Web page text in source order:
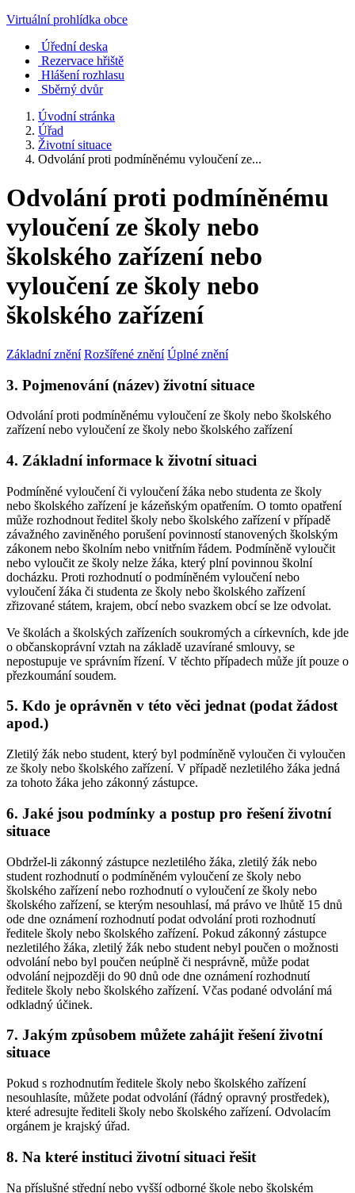
Virtuální prohlídka obce
Úřední deska
Rezervace hřiště
Hlášení rozhlasu
Sběrný dvůr
Úvodní stránka
Úřad
Životní situace
Odvolání proti podmíněnému vyloučení ze...
Odvolání proti podmíněnému
vyloučení ze školy nebo
školského zařízení nebo
vyloučení ze školy nebo
školského zařízení
Základní znění Rozšířené znění Úplné znění
3. Pojmenování (název) životní situace
Odvolání proti podmíněnému vyloučení ze školy nebo školského
zařízení nebo vyloučení ze školy nebo školského zařízení
4. Základní informace k životní situaci
Podmíněné vyloučení či vyloučení žáka nebo studenta ze školy
nebo školského zařízení je kázeňským opatřením. O tomto opatření
může rozhodnout ředitel školy nebo školského zařízení v případě
závažného zaviněného porušení povinností stanovených školským
zákonem nebo školním nebo vnitřním řádem. Podmíněně vyloučit
nebo vyloučit ze školy nelze žáka, který plní povinnou školní
docházku. Proti rozhodnutí o podmíněném vyloučení nebo
vyloučení žáka či studenta ze školy nebo školského zařízení
zřizované státem, krajem, obcí nebo svazkem obcí se lze odvolat.
Ve školách a školských zařízeních soukromých a církevních, kde jde
o občanskoprávní vztah na základě uzavírané smlouvy, se
nepostupuje ve správním řízení. V těchto případech může jít pouze o
přezkoumání soudem.
5. Kdo je oprávněn v této věci jednat (podat žádost
apod.)
Zletilý žák nebo student, který byl podmíněně vyloučen či vyloučen
ze školy nebo školského zařízení. V případě nezletilého žáka jedná
za tohoto žáka jeho zákonný zástupce.
6. Jaké jsou podmínky a postup pro řešení životní
situace
Obdržel-li zákonný zástupce nezletilého žáka, zletilý žák nebo
student rozhodnutí o podmíněném vyloučení ze školy nebo
školského zařízení nebo rozhodnutí o vyloučení ze školy nebo
školského zařízení, se kterým nesouhlasí, má právo ve lhůtě 15 dnů
ode dne oznámení rozhodnutí podat odvolání proti rozhodnutí
ředitele školy nebo školského zařízení. Pokud zákonný zástupce
nezletilého žáka, zletilý žák nebo student nebyl poučen o možnosti
odvolání nebo byl poučen neúplně či nesprávně, může podat
odvolání nejpozději do 90 dnů ode dne oznámení rozhodnutí
ředitele školy nebo školského zařízení. Včas podané odvolání má
odkladný účinek.
7. Jakým způsobem můžete zahájit řešení životní
situace
Pokud s rozhodnutím ředitele školy nebo školského zařízení
nesouhlasíte, můžete podat odvolání (řádný opravný prostředek),
které adresujte řediteli školy nebo školského zařízení. Odvolacím
orgánem je krajský úřad.
8. Na které instituci životní situaci řešit
Na příslušné střední nebo vyšší odborné škole nebo školském